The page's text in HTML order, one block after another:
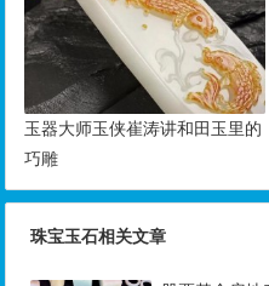
玉器大师玉侠崔涛讲和田玉里的
巧雕
珠宝玉石相关文章